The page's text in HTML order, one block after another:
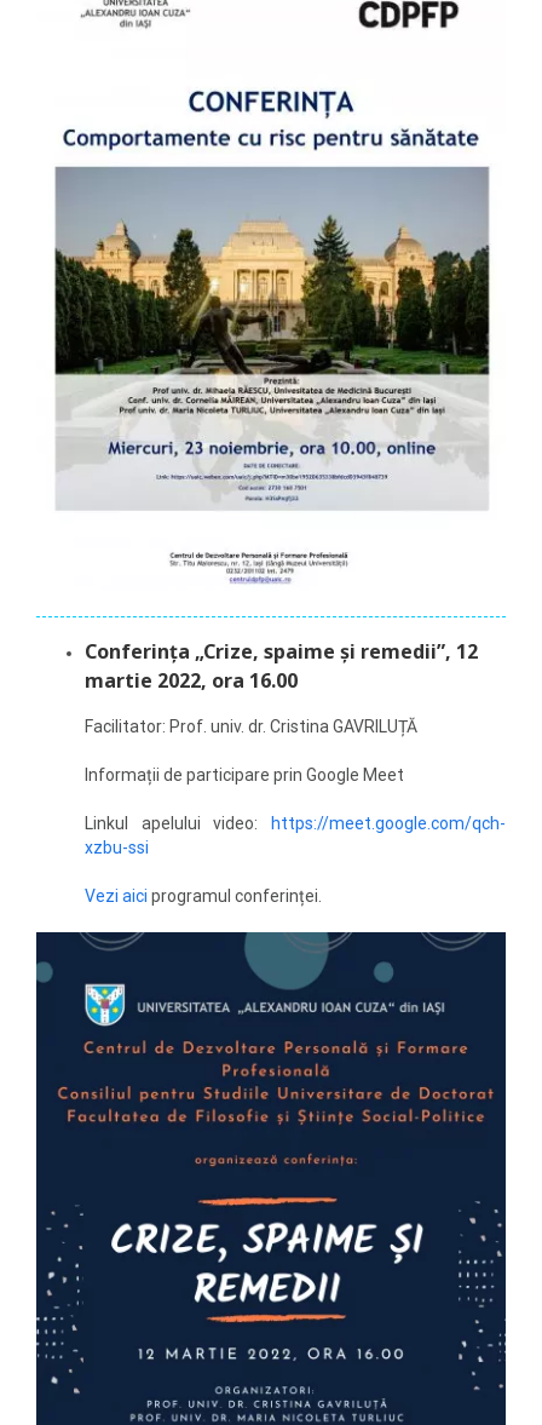
Conferința „Crize, spaime și remedii”, 12
martie 2022, ora 16.00
Facilitator: Prof. univ. dr. Cristina GAVRILUȚĂ
Informații de participare prin Google Meet
Linkul apelului video:
https://meet.google.com/qch-
xzbu-ssi
Vezi aici programul conferinței.